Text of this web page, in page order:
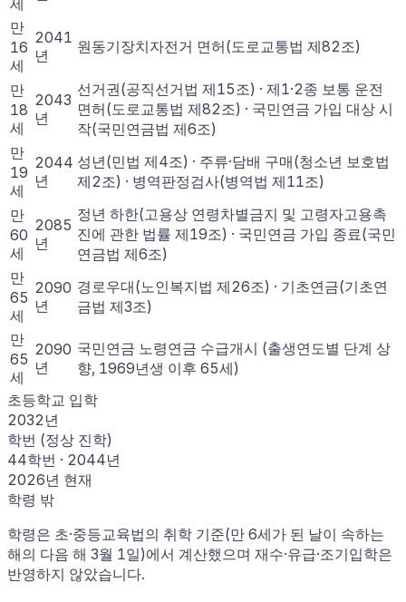
만
16
세
2041
년
원동기장치자전거 면허(도로교통법 제82조)
만
18
세
2043
년
선거권(공직선거법 제15조) · 제1·2종 보통 운전
면허(도로교통법 제82조) · 국민연금 가입 대상 시
작(국민연금법 제6조)
만
19
세
2044
년
성년(민법 제4조) · 주류·담배 구매(청소년 보호법
제2조) · 병역판정검사(병역법 제11조)
만
60
세
2085
년
정년 하한(고용상 연령차별금지 및 고령자고용촉
진에 관한 법률 제19조) · 국민연금 가입 종료(국민
연금법 제6조)
만
65
세
2090
년
경로우대(노인복지법 제26조) · 기초연금(기초연
금법 제3조)
만
65
세
2090
년
국민연금 노령연금 수급개시 (출생연도별 단계 상
향, 1969년생 이후 65세)
초등학교 입학
2032 년
학번 (정상 진학)
44학번 · 2044년
2026년 현재
학령 밖
학령은 초·중등교육법의 취학 기준(만 6세가 된 날이 속하는
해의 다음 해 3월 1일)에서 계산했으며 재수·유급·조기입학은
반영하지 않았습니다.